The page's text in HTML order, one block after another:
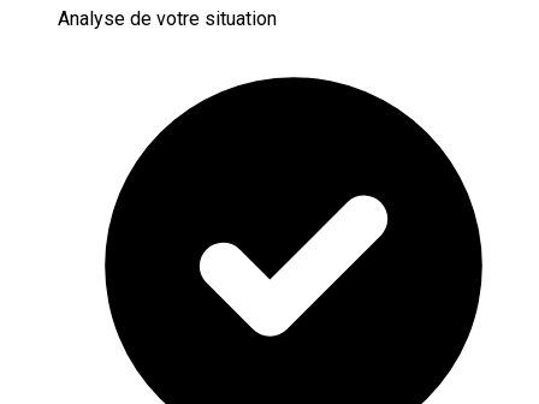
Analyse de votre situation